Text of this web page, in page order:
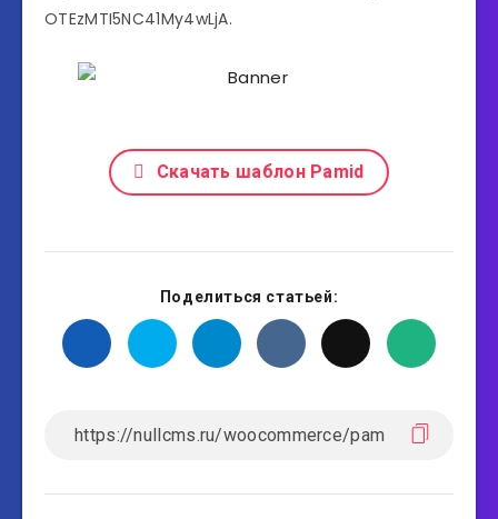
OTEzMTI5NC41My4wLjA.
Скачать шаблон Pamid
Поделиться статьей: